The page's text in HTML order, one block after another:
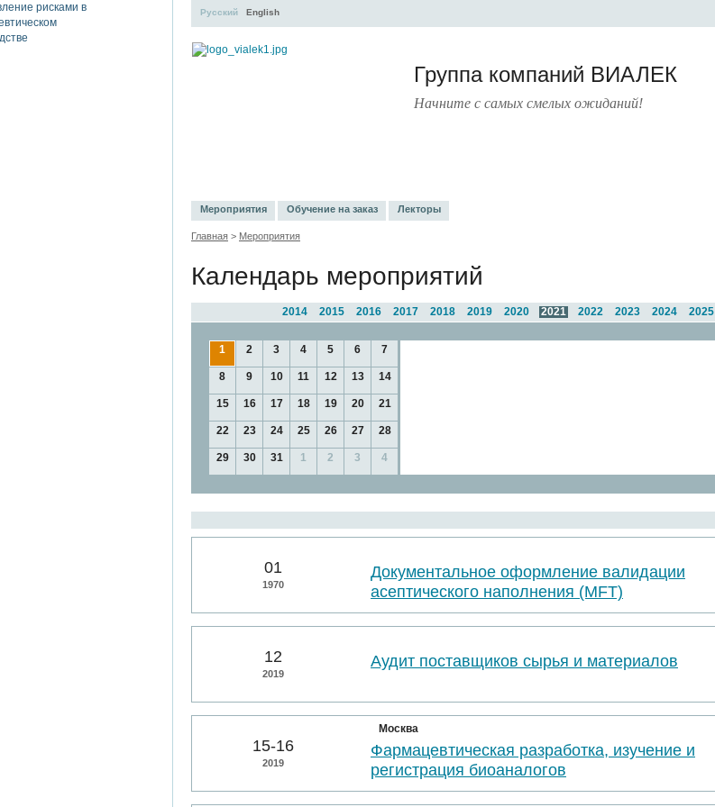
Группа компаний ВИАЛЕК
Начните с самых смелых ожиданий!
Русский English
Мероприятия Обучение на заказ Лекторы
Главная > Мероприятия
Календарь мероприятий
2025
2024
2023
2022
2021
2020
2019
2018
2017
2016
2015
2014
1 2 3 4 5 6 7
8 9 10 11 12 13 14
15 16 17 18 19 20 21
22 23 24 25 26 27 28
29 30 31 1 2 3 4
01
1970
Документальное оформление валидации
асептического наполнения (MFT)
12
2019
Аудит поставщиков сырья и материалов
15-16
2019
Москва
Фармацевтическая разработка, изучение и
регистрация биоаналогов